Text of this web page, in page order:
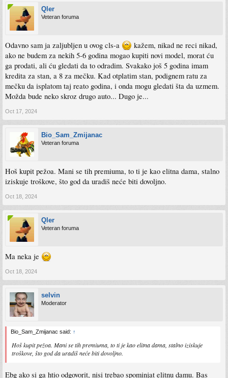
Qler
Veteran foruma
Odavno sam ja zaljubljen u ovog cls-a
kažem, nikad ne reci nikad,
ako ne budem za nekih 5-6 godina mogao kupiti novi model, morat ću
ga prodati, ali ću gledati da to odradim. Svakako još 5 godina imam
kredita za stan, a 8 za mečku. Kad otplatim stan, podignem ratu za
mečku da isplatom taj reato godina, i onda mogu gledati šta da uzmem.
Možda bude neko skroz drugo auto... Dugo je...
Oct 17, 2024
Bio_Sam_Zmijanac
Veteran foruma
Hoš kupit pežoa. Mani se tih premiuma, to ti je kao elitna dama, stalno
iziskuje troškove, što god da uradiš neće biti dovoljno.
Oct 18, 2024
Qler
Veteran foruma
Ma neka je
Oct 18, 2024
selvin
Moderator
Bio_Sam_Zmijanac said: ↑
Hoš kupit pežoa. Mani se tih premiuma, to ti je kao elitna dama, stalno iziskuje
troškove, što god da uradiš neće biti dovoljno.
Ebg ako si ga htio odgovorit, nisi trebao spominjat elitnu damu. Bas